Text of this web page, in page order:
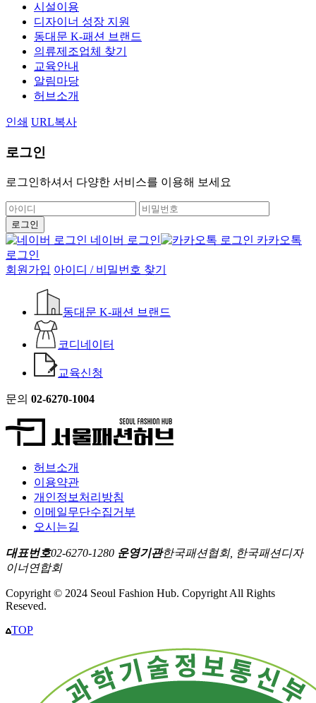
시설이용
디자이너 성장 지원
동대문 K-패션 브랜드
의류제조업체 찾기
교육안내
알림마당
허브소개
인쇄 URL복사
로그인
로그인하셔서 다양한 서비스를 이용해 보세요
네이버 로그인
카카오톡
로그인
회원가입 아이디 / 비밀번호 찾기
동대문 K-패션 브랜드
코디네이터
교육신청
문의 02-6270-1004
허브소개
이용약관
개인정보처리방침
이메일무단수집거부
오시는길
대표번호02-6270-1280 운영기관한국패션협회, 한국패션디자
이너연합회
Copyright © 2024 Seoul Fashion Hub. Copyright All Rights
Reseved.
TOP